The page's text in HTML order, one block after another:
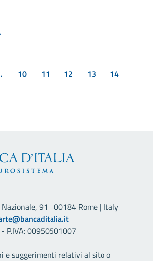
10 11 12 13
14
91 | 00184 Rome | Italy
P.IVA: 00950501007
e suggerimenti relativi al sito o